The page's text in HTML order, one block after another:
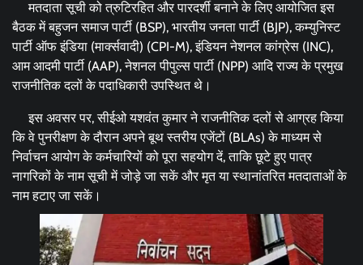
मतदाता सूची को त्रुटिरहित और पारदर्शी बनाने के लिए आयोजित इस
बैठक में बहुजन समाज पार्टी (BSP), भारतीय जनता पार्टी (BJP), कम्युनिस्ट
पार्टी ऑफ इंडिया (मार्क्सवादी) (CPI-M), इंडियन नेशनल कांग्रेस (INC),
आम आदमी पार्टी (AAP), नेशनल पीपुल्स पार्टी (NPP) आदि राज्य के प्रमुख
राजनीतिक दलों के पदाधिकारी उपस्थित थे।
इस अवसर पर, सीईओ यशवंत कुमार ने राजनीतिक दलों से आग्रह किया
कि वे पुनरीक्षण के दौरान अपने बूथ स्तरीय एजेंटों (BLAs) के माध्यम से
निर्वाचन आयोग के कर्मचारियों को पूरा सहयोग दें, ताकि छूटे हुए पात्र
नागरिकों के नाम सूची में जोड़े जा सकें और मृत या स्थानांतरित मतदाताओं के
नाम हटाए जा सकें।